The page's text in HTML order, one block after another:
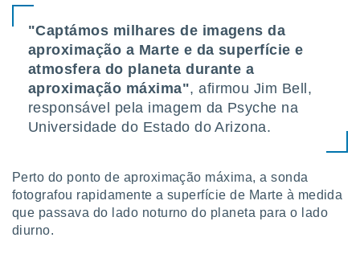
para
"Captámos milhares de imagens da
aproximação a Marte e da superfície e
atmosfera do planeta durante a
aproximação máxima", afirmou Jim Bell,
responsável pela imagem da Psyche na
Universidade do Estado do Arizona.
Perto do ponto de aproximação máxima, a sonda
fotografou rapidamente a superfície de Marte à medida
que passava do lado noturno do planeta para o lado
diurno.